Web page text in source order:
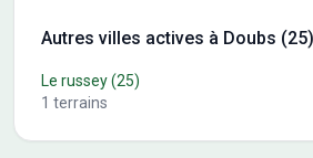
Autres villes actives à Doubs (25)
Le russey(25)
1 terrains